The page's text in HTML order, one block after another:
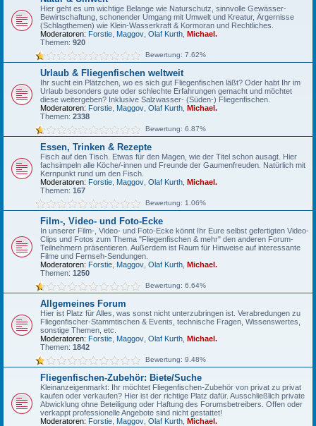
Hier geht es um wichtige Belange wie Naturschutz, sinnvolle Gewässer-
Bewirtschaftung, schonender Umgang mit Umwelt und Kreatur, Ärgernisse
(Schlagthemen) wie Klein-Wasserkraft & Kormoran und Rechtliches.
Moderatoren: Forstie Maggov Olaf Kurth
Michael.
Themen: 920
Bewertung: 7.62%
Urlaub & Fliegenfischen weltweit
Ihr sucht ein Plätzchen, wo es sich gut Fliegenfischen läßt? Oder habt Ihr im
Urlaub besonders gute oder schlechte Erfahrungen gemacht und möchtet
diese weitergeben? Inklusive Salzwasser- (Süden-) Fliegenfischen.
Moderatoren: Forstie Maggov Olaf Kurth
Michael.
Themen: 2338
Bewertung: 6.87%
Essen, Trinken & Rezepte
Fisch auf den Tisch. Etwas für den Magen, wie der Titel schon ausagt. Hier
fachsimpeln alle Köche/-innen und Freunde der Gaumenfreuden. Natürlich mit
Kernpunkt rund um den Fisch.
Moderatoren: Forstie Maggov Olaf Kurth
Michael.
Themen: 167
Bewertung: 1.06%
Film-, Video- und Foto-Ecke
In unserer Film-, Video- und Foto-Ecke könnt Ihr Eure selbst gefertigten Video-
Clips und Fotos zum Thema "Fliegenfischen & mehr" den anderen Forum-
Teilnehmern präsentieren. Außerdem ist Raum für Hinweise auf interessante
Filme und Fernseh-Sendungen.
Moderatoren: Forstie Maggov Olaf Kurth
Michael.
Themen: 1250
Bewertung: 6.64%
Allgemeines Forum
Hier ist Platz für Alles, was sonst nicht unterzubringen ist. Verabredungen zu
Fliegenfischer-Stammtischen & Events, technische Fragen, Wissenswertes,
sonstige Themen, etc.
Moderatoren: Forstie Maggov Olaf Kurth
Michael.
Themen: 1842
Bewertung: 9.48%
Fliegenfischen-Zubehör: Biete/Suche
Kleinanzeigenmarkt: Ihr möchtet Fliegenfischen-Zubehör von privat zu privat
kaufen oder verkaufen? Hier ist der richtige Platz dafür. Ausschließlich private
Abwicklung ohne Beteiligung oder Haftung des Forumsbetreibers. Offen oder
verkappt professionelle Angebote sind nicht gestattet!
Moderatoren: Forstie Maggov Olaf Kurth
Michael.